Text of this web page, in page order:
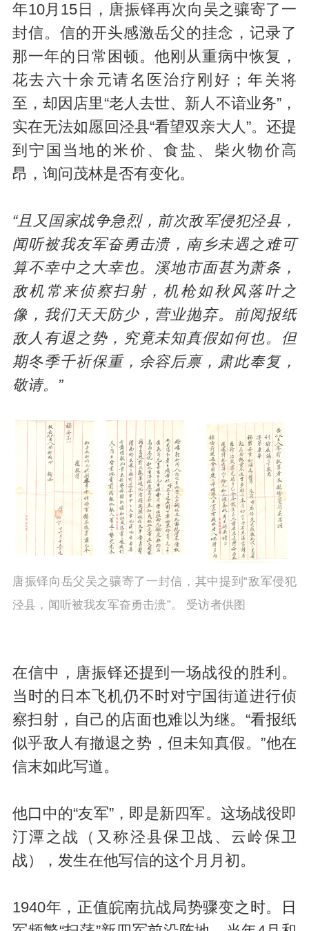
年10月15日，唐振铎再次向吴之骧寄了一
封信。信的开头感激岳父的挂念，记录了
那一年的日常困顿。他刚从重病中恢复，
花去六十余元请名医治疗刚好；年关将
至，却因店里“老人去世、新人不谙业务”，
实在无法如愿回泾县“看望双亲大人”。还提
到宁国当地的米价、食盐、柴火物价高
昂，询问茂林是否有变化。
“且又国家战争急烈，前次敌军侵犯泾县，
闻听被我友军奋勇击溃，南乡未遇之难可
算不幸中之大幸也。溪地市面甚为萧条，
敌机常来侦察扫射，机枪如秋风落叶之
像，我们天天防少，营业抛弃。前阅报纸
敌人有退之势，究竟未知真假如何也。但
期冬季千祈保重，余容后禀，肃此奉复，
敬请。”
唐振铎向岳父吴之骧寄了一封信，其中提到“敌军侵犯
泾县，闻听被我友军奋勇击溃”。 受访者供图
在信中，唐振铎还提到一场战役的胜利。
当时的日本飞机仍不时对宁国街道进行侦
察扫射，自己的店面也难以为继。“看报纸
似乎敌人有撤退之势，但未知真假。”他在
信末如此写道。
他口中的“友军”，即是新四军。这场战役即
汀潭之战（又称泾县保卫战、云岭保卫
战），发生在他写信的这个月月初。
1940年，正值皖南抗战局势骤变之时。日